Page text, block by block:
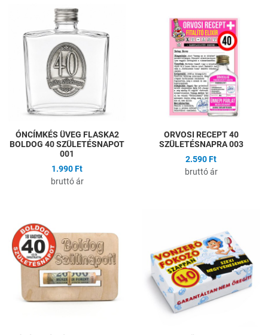
Összehasonlítás
ÓNCÍMKÉS ÜVEG FLASKA2
BOLDOG 40 SZÜLETÉSNAPOT
001
1.990 Ft
bruttó ár
ORVOSI RECEPT 40
SZÜLETÉSNAPRA 003
2.590 Ft
bruttó ár
Összehasonlítás
Gyors nézet